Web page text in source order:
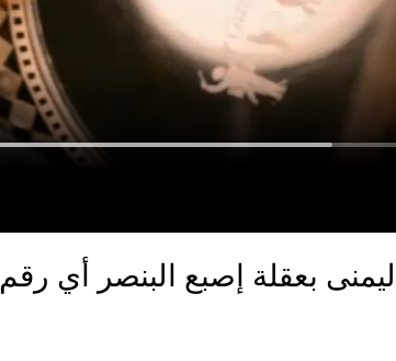
البنصر أي رقم 2 و خاصة في الرشات السريعة